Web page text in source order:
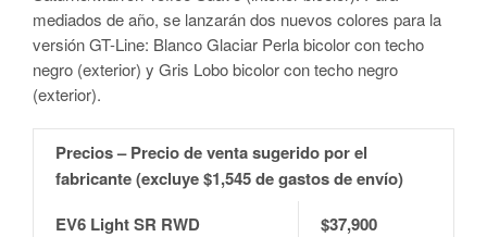
mediados de año, se lanzarán dos nuevos colores para la
versión GT-Line: Blanco Glaciar Perla bicolor con techo
negro (exterior) y Gris Lobo bicolor con techo negro
(exterior).
Precios – Precio de venta sugerido por el
fabricante (excluye $1,545 de gastos de envío)
EV6 Light SR RWD
$37,900